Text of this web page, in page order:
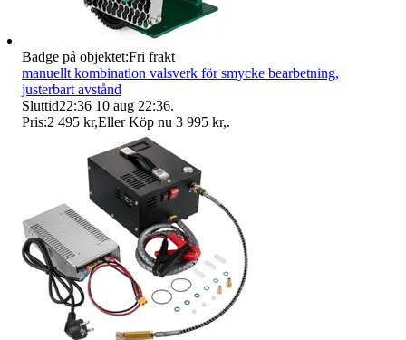
Badge på objektet:Fri frakt
manuellt kombination valsverk för smycke bearbetning,
justerbart avstånd
Sluttid22:36 10 aug 22:36.
Pris:2 495 kr,Eller Köp nu 3 995 kr,.